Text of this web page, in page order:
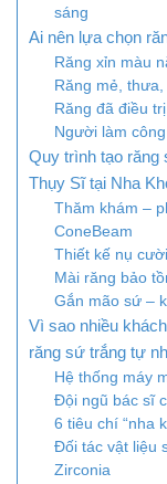
sáng
Ai nên lựa chọn
Răng xỉn màu
Răng mẻ,
Răng đã điều
Người làm
Quy trình tạo răng
Thụy Sĩ tại Nha
Thăm khám –
ConeBeam
Thiết kế nụ
Mài răng bảo
Gắn mão sứ –
Vì sao nhiều
răng sứ trắng tự
Hệ thống máy
Đội ngũ bác sĩ
6 tiêu chí “nha
Đối tác vật liệu
Zirconia